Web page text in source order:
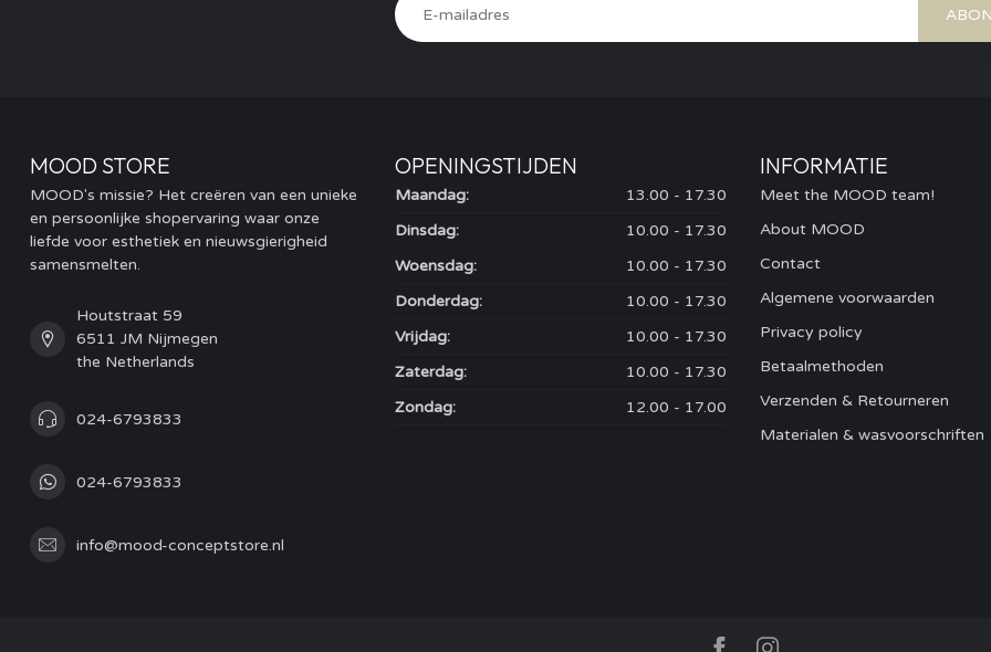
MOOD STORE
MOOD's missie? Het creëren van een unieke
en persoonlijke shopervaring waar onze
liefde voor esthetiek en nieuwsgierigheid
samensmelten.
Houtstraat 59
6511 JM Nijmegen
the Netherlands
024-6793833
024-6793833
info@mood-conceptstore.nl
OPENINGSTIJDEN
Maandag:
13.00 - 17.30
Dinsdag:
10.00 - 17.30
Woensdag:
10.00 - 17.30
Donderdag:
10.00 - 17.30
Vrijdag:
10.00 - 17.30
Zaterdag:
10.00 - 17.30
Zondag:
12.00 - 17.00
INFORMATIE
Meet the MOOD team!
About MOOD
Contact
Algemene voorwaarden
Privacy policy
Betaalmethoden
Verzenden & Retourneren
Materialen & wasvoorschriften